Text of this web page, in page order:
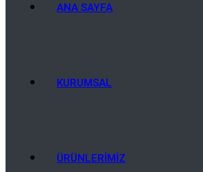
ANA SAYFA
KURUMSAL
ÜRÜNLERIMIZ